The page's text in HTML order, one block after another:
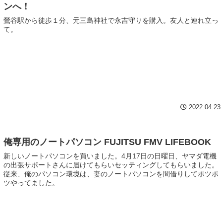
ンへ！
鶯谷駅から徒歩１分、元三島神社で永吉守りを購入。友人と連れ立っ
て。
2022.04.23
俺専用のノートパソコン FUJITSU FMV LIFEBOOK
新しいノートパソコンを買いました。4月17日の日曜日、ヤマダ電機
の出張サポートさんに届けてもらいセッティングしてもらいました。
従来、俺のパソコン環境は、妻のノートパソコンを間借りしてポツポ
ツやってました。